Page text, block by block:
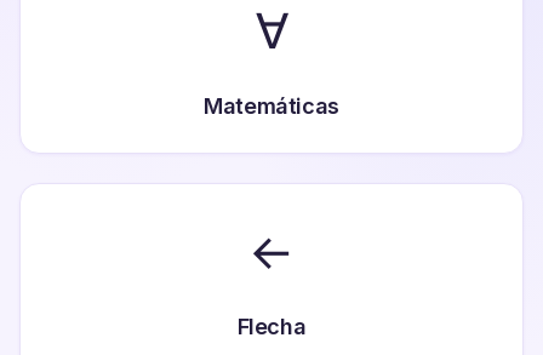
∀
Matemáticas
←
Flecha